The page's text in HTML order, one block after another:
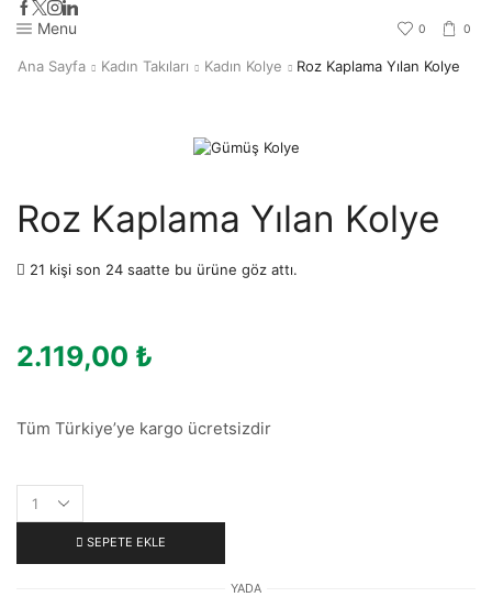
Menu 0 0
Ana Sayfa Kadın Takıları Kadın Kolye Roz Kaplama Yılan Kolye
Roz Kaplama Yılan Kolye
21 kişi son 24 saatte bu ürüne göz attı.
2.119,00 ₺
Tüm Türkiye’ye kargo ücretsizdir
SEPETE EKLE
YADA